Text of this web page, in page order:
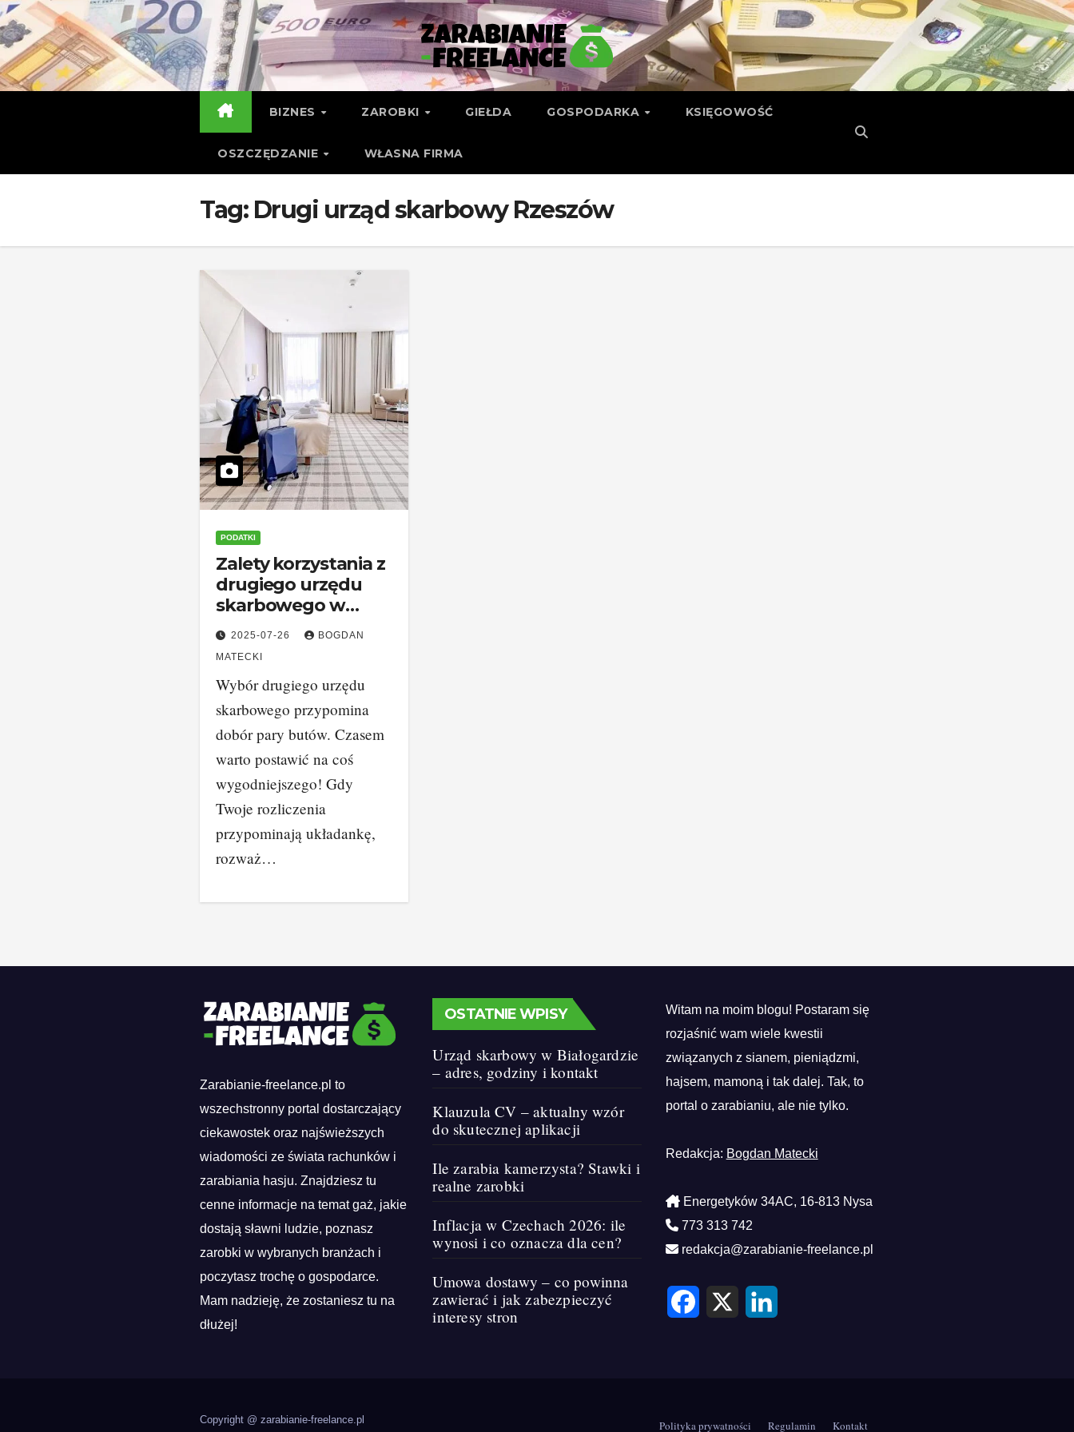
Skip
to
content
BIZNES ZAROBKI GIEŁDA GOSPODARKA KSIĘGOWOŚĆ
OSZCZĘDZANIE WŁASNA FIRMA
Tag: Drugi urząd skarbowy Rzeszów
PODATKI
Zalety korzystania z
drugiego urzędu
skarbowego w
Rzeszowie
2025-07-26
BOGDAN
MATECKI
Wybór drugiego urzędu
skarbowego przypomina
dobór pary butów. Czasem
warto postawić na coś
wygodniejszego! Gdy
Twoje rozliczenia
przypominają układankę,
rozważ…
Zarabianie-freelance.pl to
wszechstronny portal dostarczający
ciekawostek oraz najświeższych
wiadomości ze świata rachunków i
zarabiania hasju. Znajdziesz tu
cenne informacje na temat gaż, jakie
dostają sławni ludzie, poznasz
zarobki w wybranych branżach i
poczytasz trochę o gospodarce.
Mam nadzieję, że zostaniesz tu na
dłużej!
OSTATNIE WPISY
Urząd skarbowy w Białogardzie
– adres, godziny i kontakt
Klauzula CV – aktualny wzór
do skutecznej aplikacji
Ile zarabia kamerzysta? Stawki i
realne zarobki
Inflacja w Czechach 2026: ile
wynosi i co oznacza dla cen?
Umowa dostawy – co powinna
zawierać i jak zabezpieczyć
interesy stron
Witam na moim blogu! Postaram się
rozjaśnić wam wiele kwestii
związanych z sianem, pieniądzmi,
hajsem, mamoną i tak dalej. Tak, to
portal o zarabianiu, ale nie tylko.
Redakcja: Bogdan Matecki
Energetyków 34AC, 16-813 Nysa
773 313 742
redakcja@zarabianie-freelance.pl
F
c
X
L
n
Copyright @ zarabianie-freelance.pl Polityka prywatności Regulamin Kontakt